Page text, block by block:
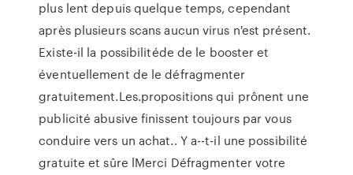
plus lent depuis quelque temps, cependant
après plusieurs scans aucun virus n'est présent.
Existe-il la possibilitéde de le booster et
éventuellement de le défragmenter
gratuitement.Les.propositions qui prônent une
publicité abusive finissent toujours par vous
conduire vers un achat.. Y a--t-il une possibilité
gratuite et sûre lMerci Défragmenter votre